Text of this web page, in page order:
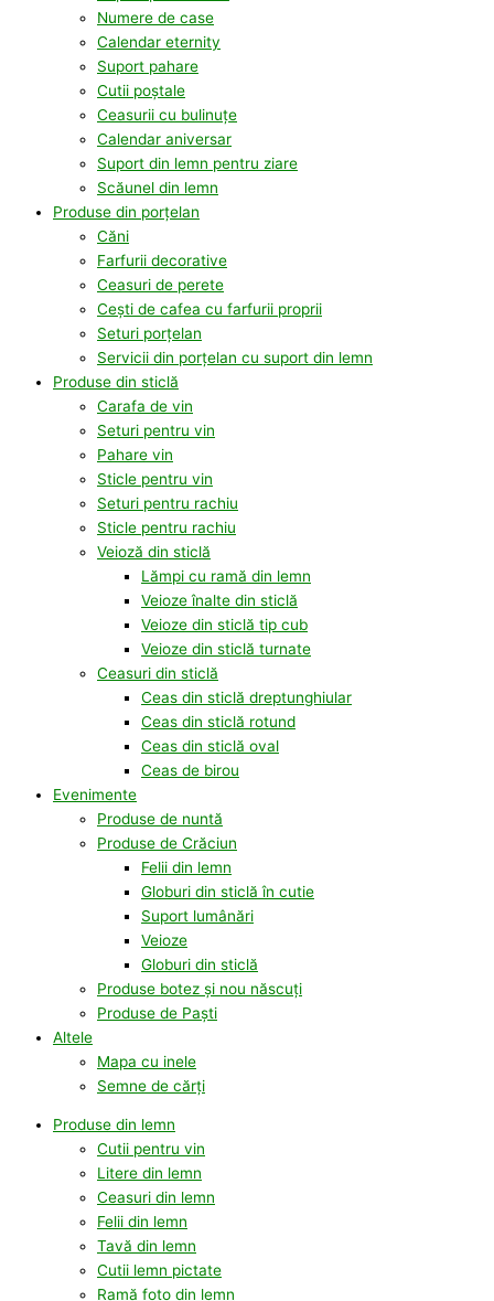
Numere de case
Calendar eternity
Suport pahare
Cutii poștale
Ceasurii cu bulinuțe
Calendar aniversar
Suport din lemn pentru ziare
Scăunel din lemn
Produse din porțelan
Căni
Farfurii decorative
Ceasuri de perete
Cești de cafea cu farfurii proprii
Seturi porțelan
Servicii din porțelan cu suport din lemn
Produse din sticlă
Carafa de vin
Seturi pentru vin
Pahare vin
Sticle pentru vin
Seturi pentru rachiu
Sticle pentru rachiu
Veioză din sticlă
Lămpi cu ramă din lemn
Veioze înalte din sticlă
Veioze din sticlă tip cub
Veioze din sticlă turnate
Ceasuri din sticlă
Ceas din sticlă dreptunghiular
Ceas din sticlă rotund
Ceas din sticlă oval
Ceas de birou
Evenimente
Produse de nuntă
Produse de Crăciun
Felii din lemn
Globuri din sticlă în cutie
Suport lumânări
Veioze
Globuri din sticlă
Produse botez și nou născuți
Produse de Paști
Altele
Mapa cu inele
Semne de cărți
Produse din lemn
Cutii pentru vin
Litere din lemn
Ceasuri din lemn
Felii din lemn
Tavă din lemn
Cutii lemn pictate
Ramă foto din lemn